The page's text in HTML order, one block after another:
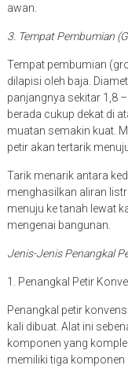
awan.
3. Tempat Pembumian
Tempat pembumian
dilapisi oleh baja.
panjangnya sekitar 1,8
berada cukup dekat di
muatan semakin kuat.
petir akan tertarik
Tarik menarik antara
menghasilkan aliran
menuju ke tanah lewat
mengenai bangunan.
Jenis-Jenis Penangkal
1. Penangkal Petir
Penangkal petir
kali dibuat. Alat ini
komponen yang
memiliki tiga komponen